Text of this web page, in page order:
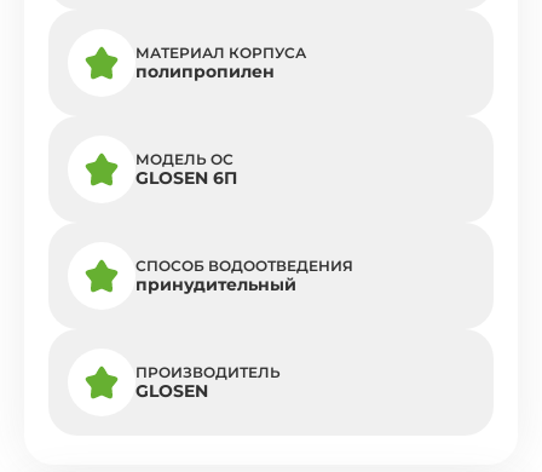
МАТЕРИАЛ КОРПУСА
полипропилен
МОДЕЛЬ ОС
GLOSEN 6П
СПОСОБ ВОДООТВЕДЕНИЯ
принудительный
ПРОИЗВОДИТЕЛЬ
GLOSEN